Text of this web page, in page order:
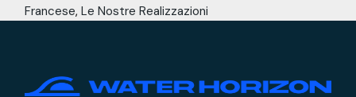
Francese Le Nostre Realizzazioni